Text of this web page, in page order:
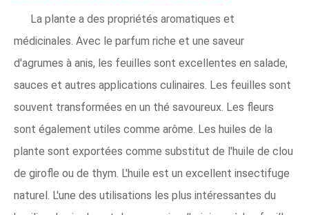
La plante a des propriétés aromatiques et
médicinales. Avec le parfum riche et une saveur
d'agrumes à anis, les feuilles sont excellentes en salade,
sauces et autres applications culinaires. Les feuilles sont
souvent transformées en un thé savoureux. Les fleurs
sont également utiles comme arôme. Les huiles de la
plante sont exportées comme substitut de l'huile de clou
de girofle ou de thym. L'huile est un excellent insectifuge
naturel. L'une des utilisations les plus intéressantes du